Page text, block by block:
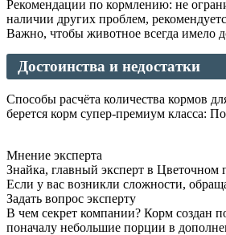
Рекомендации по кормлению: не
наличии других проблем,
Важно, чтобы животное всегда имело
Достоинства и недостатки
Способы расчёта количества кормов
берется корм супер-премиум класса:
Мнение эксперта
Знайка, главный эксперт в Цветочном
Если у вас возникли сложности,
Задать вопрос эксперту
В чем секрет компании? Корм создан
поначалу небольшие порции в